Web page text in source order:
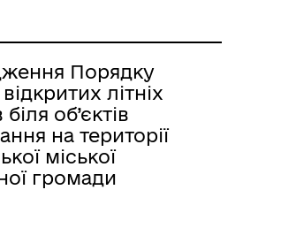
Порядку
літніх
об’єктів
на території
міської
громади